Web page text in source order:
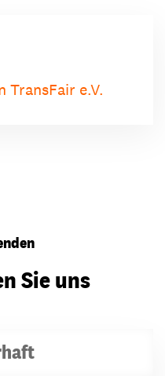
TransFair e.V.
Sie uns